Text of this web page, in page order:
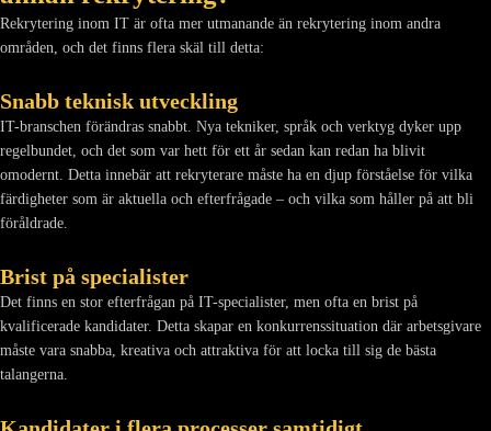
Rekrytering inom IT är ofta mer utmanande än rekrytering inom andra
områden, och det finns flera skäl till detta:
Snabb teknisk utveckling
IT-branschen förändras snabbt. Nya tekniker, språk och verktyg dyker upp
regelbundet, och det som var hett för ett år sedan kan redan ha blivit
omodernt. Detta innebär att rekryterare måste ha en djup förståelse för vilka
färdigheter som är aktuella och efterfrågade – och vilka som håller på att bli
föråldrade.
Brist på specialister
Det finns en stor efterfrågan på IT-specialister, men ofta en brist på
kvalificerade kandidater. Detta skapar en konkurrenssituation där arbetsgivare
måste vara snabba, kreativa och attraktiva för att locka till sig de bästa
talangerna.